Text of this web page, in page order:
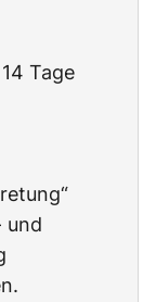
Tage
und